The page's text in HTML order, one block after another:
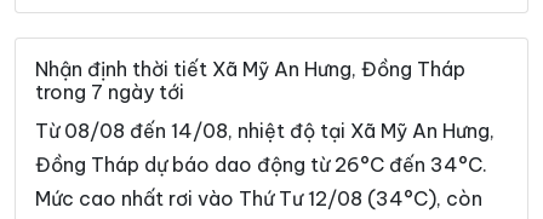
Xã An Thạnh Thủy Xã Ba Sao
Xã Bình Hàng Trung Xã Bình Ninh
Xã Bình Phú
Xã Cái Bè Xã Châu Thành
Xã Chợ Gạo Xã Đốc Binh Kiều
Nhận định thời tiết Xã Mỹ An Hưng, Đồng Tháp
trong 7 ngày tới
Từ 08/08 đến 14/08, nhiệt độ tại Xã Mỹ An Hưng,
Đồng Tháp dự báo dao động từ 26°C đến 34°C.
Mức cao nhất rơi vào Thứ Tư 12/08 (34°C), còn